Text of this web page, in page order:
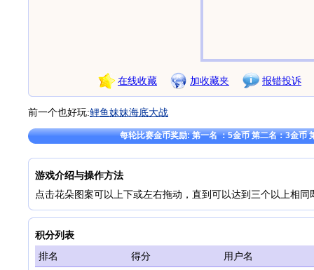
在线收藏 加收藏夹 报错投诉
前一个也好玩:鲤鱼妹妹海底大战
每轮比赛金币奖励: 第一名 ：5金币 第二名：3金币
游戏介绍与操作方法
点击花朵图案可以上下或左右拖动，直到可以达到三个以上相同
积分列表
排名
得分 用户名